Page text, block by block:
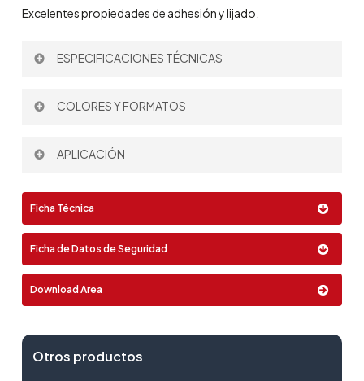
Excelentes propiedades de adhesión y lijado.
ESPECIFICACIONES TÉCNICAS
Rendimiento Teórico:
Proporción de Mezcla por volumen:
COLORES Y FORMATOS
Color:
Formato:
4 Lt
APLICACIÓN
Ficha Técnica
Ficha de Datos de Seguridad
Download Area
Otros productos